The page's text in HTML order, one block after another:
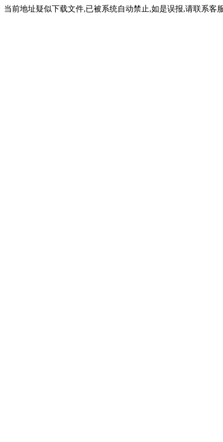
当前地址疑似下载文件,已被系统自动禁止,如是误报,请联系客